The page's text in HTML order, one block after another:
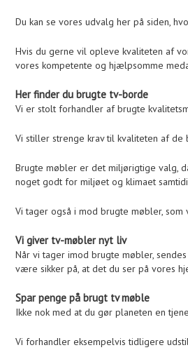
Du kan se vores udvalg her på siden,
Hvis du gerne vil opleve kvaliteten af
vores kompetente og hjælpsomme
Her finder du brugte tv-borde
Vi er stolt forhandler af brugte
Vi stiller strenge krav til kvaliteten af de
Brugte møbler er det miljørigtige valg,
noget godt for miljøet og klimaet
Vi tager også i mod brugte møbler,
Vi giver tv-møbler nyt liv
Når vi tager imod brugte møbler,
være sikker på, at det du ser på vores
Spar penge på brugt tv møble
Ikke nok med at du gør planeten en
Vi forhandler eksempelvis tidligere